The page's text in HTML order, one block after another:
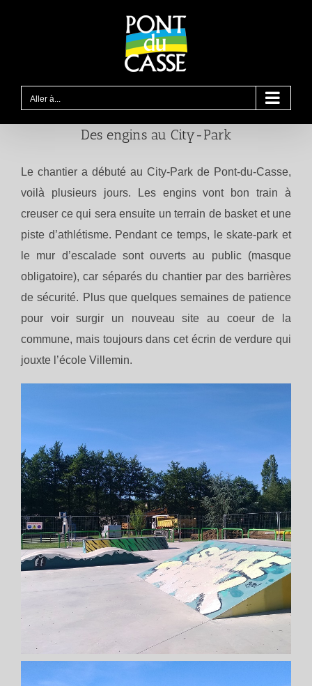
Aller à...
Des engins au City-Park
Le chantier a débuté au City-Park de Pont-du-Casse,
voilà plusieurs jours. Les engins vont bon train à
creuser ce qui sera ensuite un terrain de basket et une
piste d’athlétisme. Pendant ce temps, le skate-park et
le mur d’escalade sont ouverts au public (masque
obligatoire), car séparés du chantier par des barrières
de sécurité. Plus que quelques semaines de patience
pour voir surgir un nouveau site au coeur de la
commune, mais toujours dans cet écrin de verdure qui
jouxte l’école Villemin.